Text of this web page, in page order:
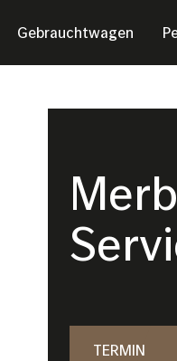
Gebrauchtwagen
TERMIN